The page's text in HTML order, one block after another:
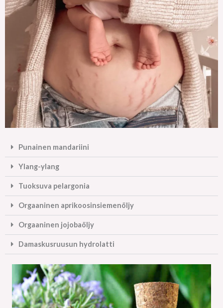
Punainen mandariini
Ylang-ylang
Tuoksuva pelargonia
Orgaaninen aprikoosinsiemenöljy
Orgaaninen jojobaöljy
Damaskusruusun hydrolatti